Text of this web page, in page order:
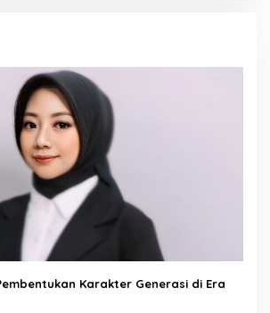
Karakter Generasi di Era